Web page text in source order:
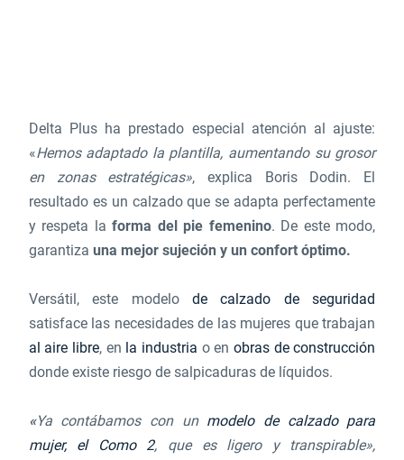
Delta Plus ha prestado especial atención al ajuste:
«Hemos adaptado la plantilla, aumentando su grosor
en zonas estratégicas», explica Boris Dodin. El
resultado es un calzado que se adapta perfectamente
y respeta la forma del pie femenino. De este modo,
garantiza una mejor sujeción y un confort óptimo.
Versátil, este modelo de calzado de seguridad
satisface las necesidades de las mujeres que trabajan
al aire libre, en la industria o en obras de construcción
donde existe riesgo de salpicaduras de líquidos.
«Ya contábamos con un modelo de calzado para
mujer, el Como 2, que es ligero y transpirable»,